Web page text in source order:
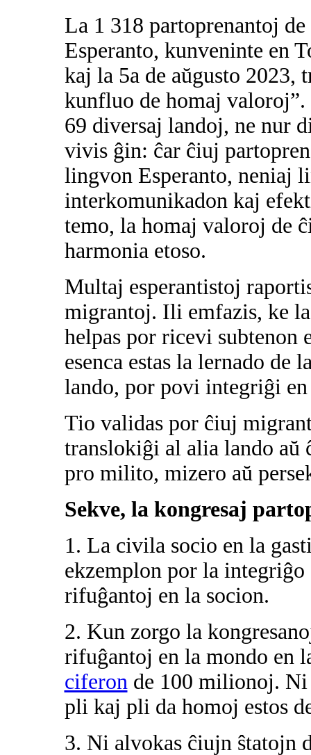
La 1 318 partoprenantoj
Esperanto, kunveninte en
kaj la 5a de aŭgusto 2023,
kunfluo de homaj
69 diversaj landoj, ne nur
vivis ĝin: ĉar ĉiuj
lingvon Esperanto, neniaj
interkomunikadon kaj
temo, la homaj valoroj de
harmonia etoso.
Multaj esperantistoj
migrantoj. Ili emfazis, ke
helpas por ricevi subtenon
esenca estas la lernado de
lando, por povi integriĝi
Tio validas por ĉiuj
translokiĝi al alia lando
pro milito, mizero aŭ
Sekve, la kongresaj
1. La civila socio en la
ekzemplon por la
rifuĝantoj en la socion.
2. Kun zorgo la
rifuĝantoj en la mondo en
ciferonde 100 milionoj. Ni
pli kaj pli da homoj estos
3. Ni alvokas ĉiujn ŝtatojn